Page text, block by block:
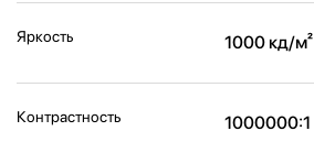
Яркость 1000 кд/м²
Контрастность 1000000:1